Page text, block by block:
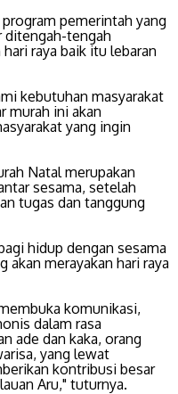
pemerintah yang
ditengah-tengah
raya baik itu lebaran
kebutuhan masyarakat
murah ini akan
yang ingin
Natal merupakan
sesama, setelah
tugas dan tanggung
hidup dengan sesama
akan merayakan hari raya
komunikasi,
dalam rasa
ade dan kaka, orang
yang lewat
kontribusi besar
Aru," tuturnya.